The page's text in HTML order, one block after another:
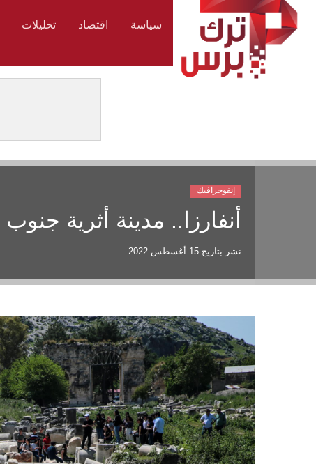
سياسة اقتصاد تحليلات
أنفارزا.. مدينة أثرية جنوب
نشر بتاريخ 15 أغسطس 2022
إنفوجرافيك